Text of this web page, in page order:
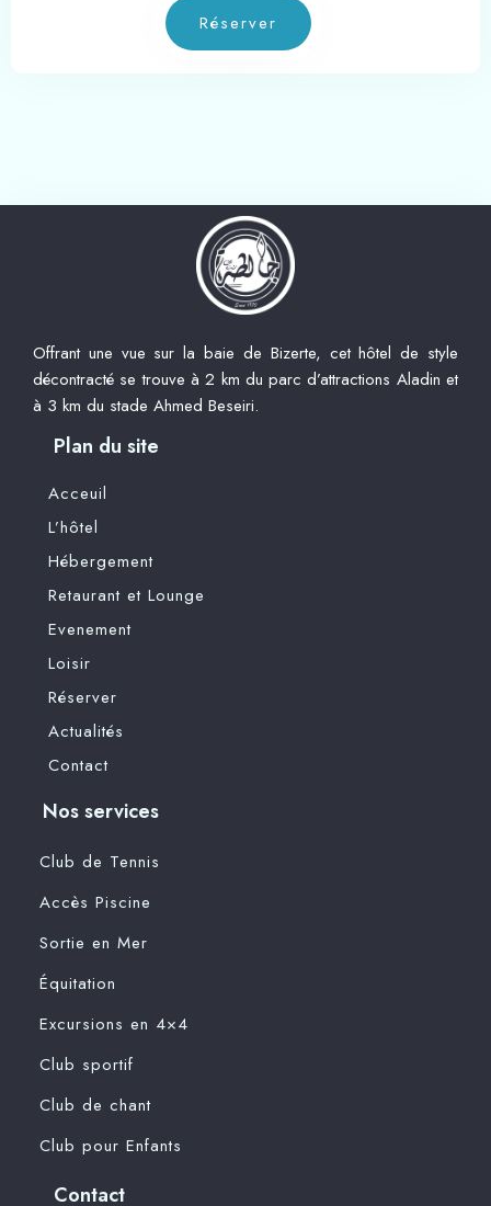
Américain et d’une terrasse extérieure gazonnée
avec une vue sur mer et montagne.
Réserver
Offrant une vue sur la baie de Bizerte, cet hôtel de style
décontracté se trouve à 2 km du parc d’attractions Aladin et
à 3 km du stade Ahmed Beseiri.
Plan du site
Acceuil
L’hôtel
Hébergement
Retaurant et Lounge
Evenement
Loisir
Réserver
Actualités
Contact
Nos services
Club de Tennis
Accès Piscine
Sortie en Mer
Équitation
Excursions en 4×4
Club sportif
Club de chant
Club pour Enfants
Contact